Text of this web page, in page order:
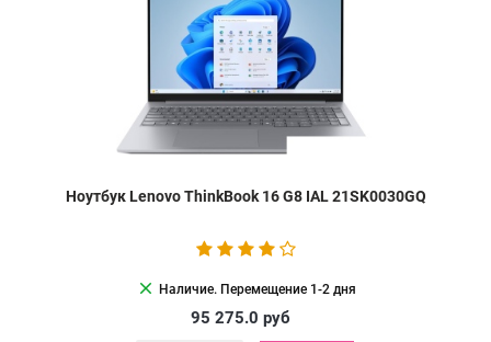
Ноутбук Lenovo ThinkBook 16 G8 IAL 21SK0030GQ
clear Наличие. Перемещение 1-2 дня
95 275.0 руб